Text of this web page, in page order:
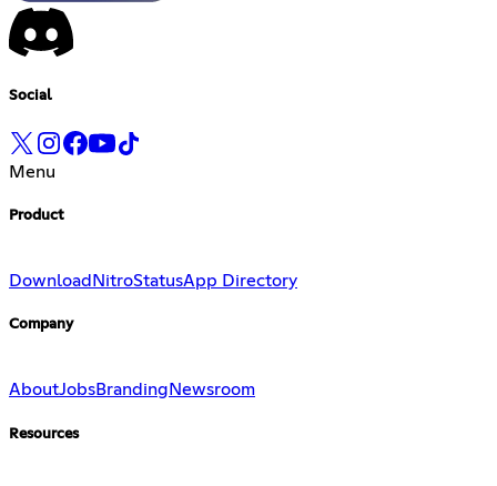
Social
Menu
Product
Download NitroStatusApp Directory
Company
AboutJobsBranding Newsroom
Resources